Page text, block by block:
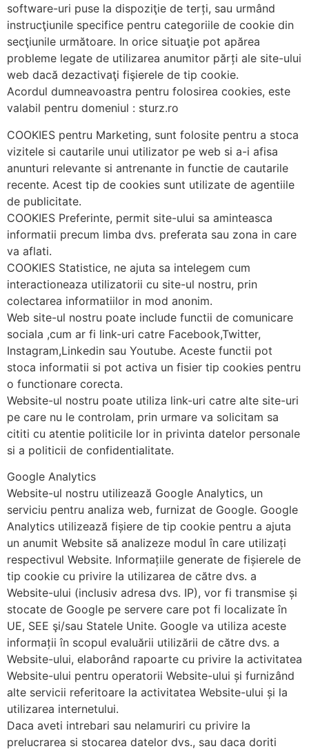
software-uri puse la dispoziţie de terți, sau urmând
instrucţiunile specifice pentru categoriile de cookie din
secţiunile următoare. In orice situaţie pot apărea
probleme legate de utilizarea anumitor părți ale site-ului
web dacă dezactivaţi fişierele de tip cookie.
Acordul dumneavoastra pentru folosirea cookies, este
valabil pentru domeniul : sturz.ro
COOKIES pentru Marketing, sunt folosite pentru a stoca
vizitele si cautarile unui utilizator pe web si a-i afisa
anunturi relevante si antrenante in functie de cautarile
recente. Acest tip de cookies sunt utilizate de agentiile
de publicitate.
COOKIES Preferinte, permit site-ului sa aminteasca
informatii precum limba dvs. preferata sau zona in care
va aflati.
COOKIES Statistice, ne ajuta sa intelegem cum
interactioneaza utilizatorii cu site-ul nostru, prin
colectarea informatiilor in mod anonim.
Web site-ul nostru poate include functii de comunicare
sociala ,cum ar fi link-uri catre Facebook,Twitter,
Instagram,Linkedin sau Youtube. Aceste functii pot
stoca informatii si pot activa un fisier tip cookies pentru
o functionare corecta.
Website-ul nostru poate utiliza link-uri catre alte site-uri
pe care nu le controlam, prin urmare va solicitam sa
cititi cu atentie politicile lor in privinta datelor personale
si a politicii de confidentialitate.
Google Analytics
Website-ul nostru utilizează Google Analytics, un
serviciu pentru analiza web, furnizat de Google. Google
Analytics utilizează fișiere de tip cookie pentru a ajuta
un anumit Website să analizeze modul în care utilizați
respectivul Website. Informațiile generate de fișierele de
tip cookie cu privire la utilizarea de către dvs. a
Website-ului (inclusiv adresa dvs. IP), vor fi transmise și
stocate de Google pe servere care pot fi localizate în
UE, SEE şi/sau Statele Unite. Google va utiliza aceste
informații în scopul evaluării utilizării de către dvs. a
Website-ului, elaborând rapoarte cu privire la activitatea
Website-ului pentru operatorii Website-ului și furnizând
alte servicii referitoare la activitatea Website-ului și la
utilizarea internetului.
Daca aveti intrebari sau nelamuriri cu privire la
prelucrarea si stocarea datelor dvs., sau daca doriti